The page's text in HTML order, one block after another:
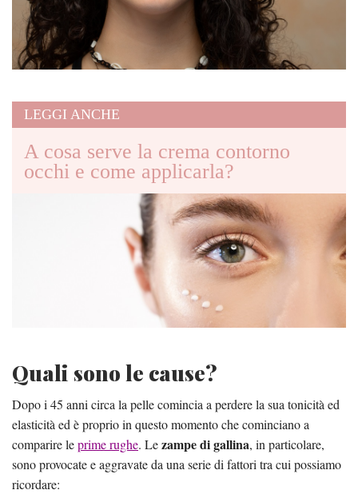
LEGGI ANCHE
A cosa serve la crema contorno
occhi e come applicarla?
Quali sono le cause?
Dopo i 45 anni circa la pelle comincia a perdere la sua tonicità ed
elasticità ed è proprio in questo momento che cominciano a
comparire leprime rughe. Lezampe di gallina, in particolare,
sono provocate e aggravate da una serie di fattori tra cui possiamo
ricordare: